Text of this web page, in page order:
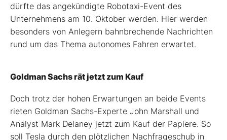
dürfte das angekündigte Robotaxi-Event des
Unternehmens am 10. Oktober werden. Hier werden
besonders von Anlegern bahnbrechende Nachrichten
rund um das Thema autonomes Fahren erwartet.
Goldman Sachs rät jetzt zum Kauf
Doch trotz der hohen Erwartungen an beide Events
rieten Goldman Sachs-Experte John Marshall und
Analyst Mark Delaney jetzt zum Kauf der Papiere. So
soll Tesla durch den plötzlichen Nachfrageschub in